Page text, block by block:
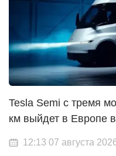
Tesla Semi с тремя
км выйдет в Европе
12:13 07 августа